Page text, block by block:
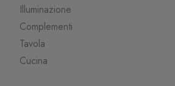
Illuminazione
Complementi
Tavola
Cucina